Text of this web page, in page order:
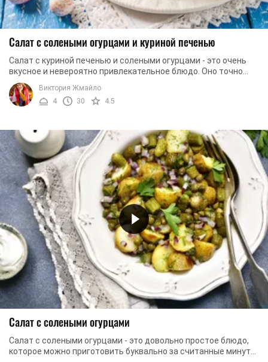
Салат с солеными огурцами и куриной печенью
Салат с куриной печенью и солеными огурцами - это очень
вкусное и невероятно привлекательное блюдо. Оно точно
должно украсить ваш стол, ведь наш ...
Виктория Жмайло
4
30 4.5
Салат с солеными огурцами
Салат с солеными огурцами - это довольно простое блюдо,
которое можно приготовить буквально за считанные минуты.